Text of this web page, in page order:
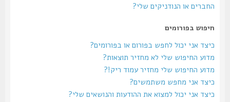
החברים או הנודניקים שלי?
חיפוש בפורומים
כיצד אני יכול לחפש בפורום או בפורומים?
מדוע החיפוש שלי לא מחזיר תוצאות?
מדוע החיפוש שלי מחזיר עמוד ריק!?
כיצד אני מחפש משתמשים?
כיצד אני יכול למצוא את ההודעות והנושאים שלי?